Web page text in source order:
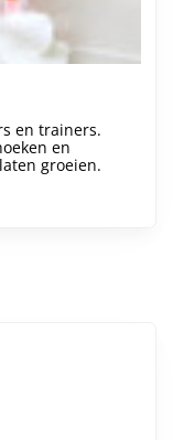
en trainers.
en
groeien.